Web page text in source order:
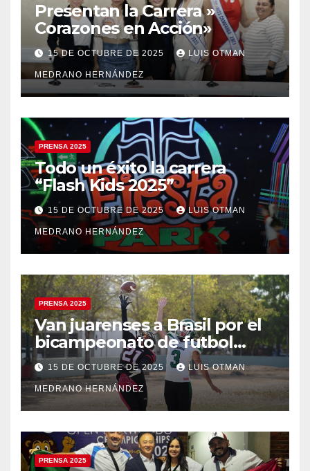
Presentan la Carrera »
Corazones en Acción»
15 DE OCTUBRE DE 2025 LUIS OTMAN
MEDRANO HERNÁNDEZ
PRENSA 2025
Todo un éxito la carrera
“Flash Kids 2025”
15 DE OCTUBRE DE 2025 LUIS OTMAN
MEDRANO HERNÁNDEZ
PRENSA 2025
Van juarenses a Brasil por el
bicampeonato de futbol
americano
15 DE OCTUBRE DE 2025 LUIS OTMAN
MEDRANO HERNÁNDEZ
PRENSA 2025